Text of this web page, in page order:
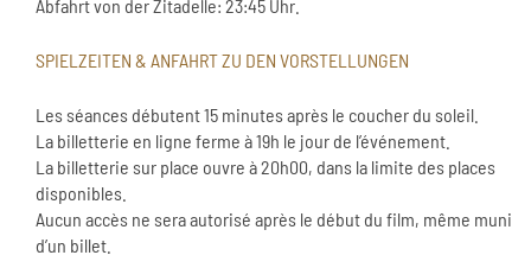
Abfahrt von der Zitadelle: 23:45 Uhr.
SPIELZEITEN & ANFAHRT ZU DEN VORSTELLUNGEN
Les séances débutent 15 minutes après le coucher du soleil.
La billetterie en ligne ferme à 19h le jour de l’événement.
La billetterie sur place ouvre à 20h00, dans la limite des places
disponibles.
Aucun accès ne sera autorisé après le début du film, même muni
d’un billet.